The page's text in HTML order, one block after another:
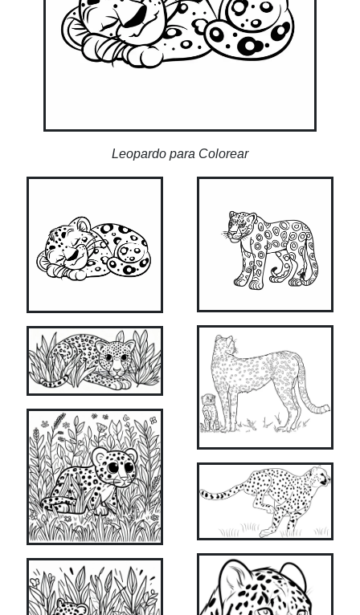
Leopardo para Colorear